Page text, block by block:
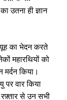
उतना ही ज्ञान
का भेदन करते
महारथियों को
किया।
पर वार किया
से उन सभी